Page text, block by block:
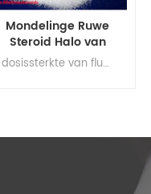
99,99% Zuiverheid
Tadalafil Citraat
(Cialis) Poedercialis bijwerkingen, cialis vs viagra, cialis dosering, cialis online, australië cialis, cialis in mexico, cialis in het spaans, cialis fabrikant, cialis mexico, mexicaanse cialis, natuurlijke cialis reddit, online cialis uk, uk cialis